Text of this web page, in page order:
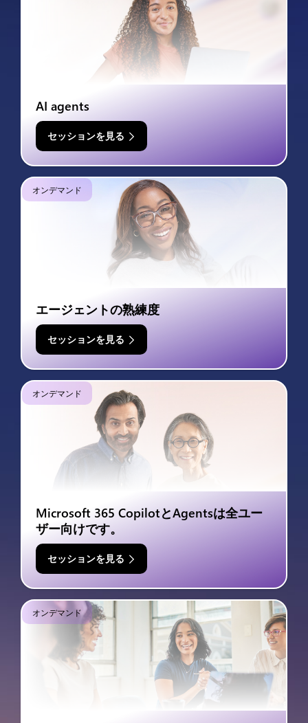
AI agents
セッションを見る
オンデマンド
エージェントの熟練度
セッションを見る
オンデマンド
Microsoft 365 CopilotとAgentsは全ユー
ザー向けです。
セッションを見る
オンデマンド